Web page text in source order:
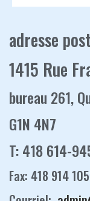
adresse
1415 Rue
bureau 261,
G1N 4N7
T: 418 614-
Fax: 418 914